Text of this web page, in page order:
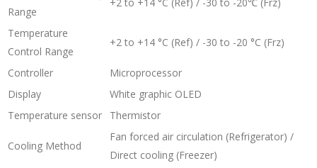
Range
Temperature
Control Range
+2 to +14 °C (Ref) / -30 to -20 °C (Frz)
Controller
Microprocessor
Display
White graphic OLED
Temperature sensor
Thermistor
Cooling Method
Fan forced air circulation (Refrigerator) /
Direct cooling (Freezer)